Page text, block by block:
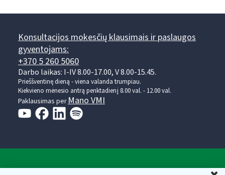
Konsultacijos mokesčių klausimais ir paslaugos
gyventojams:
+370 5 260 5060
Darbo laikas: I-IV 8.00-17.00, V 8.00-15.45.
Prieššventinę dieną - viena valanda trumpiau.
Kiekvieno mėnesio antrą penktadienį 8.00 val. - 12.00 val.
Paklausimas per Mano VMI